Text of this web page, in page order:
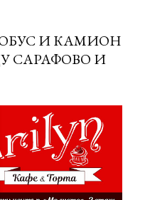
И КАМИОН
САРАФОВО И